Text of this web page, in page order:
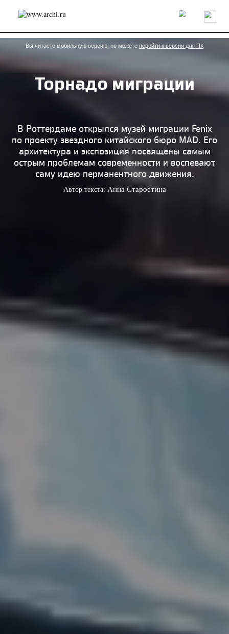
Россия Мир Технологии Интерьер Пресса
Архитекторы
Проекты
Конкурсы События Книги Вакансии
send.project Анонсы конкурсов
Блог
Интервью Исследование
Мнение
Дизайн
Иностранцы в России
Интерьер
Книги
Наследие Образование
Урбанистика
Эко
Вы читаете мобильную версию, но можете перейти к версии для ПК
Торнадо миграции
В Роттердаме открылся музей миграции Fenix
по проекту звездного китайского бюро MAD. Его
архитектура и экспозиция посвящены самым
острым проблемам современности и воспевают
саму идею перманентного движения.
Автор текста: Анна Старостина